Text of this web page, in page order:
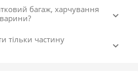
багаж, харчування
тільки частину